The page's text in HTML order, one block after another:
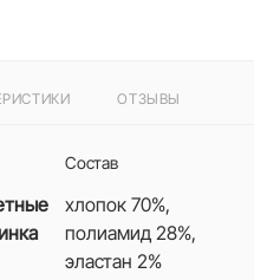
ОТЗЫВЫ
Состав
хлопок 70%,
полиамид 28%,
эластан 2%